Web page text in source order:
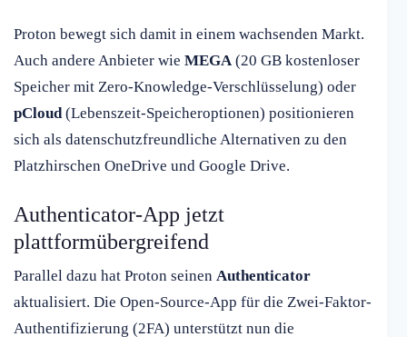
Proton bewegt sich damit in einem wachsenden Markt.
Auch andere Anbieter wie MEGA (20 GB kostenloser
Speicher mit Zero-Knowledge-Verschlüsselung) oder
pCloud(Lebenszeit-Speicheroptionen) positionieren
sich als datenschutzfreundliche Alternativen zu den
Platzhirschen OneDrive und Google Drive.
Authenticator-App jetzt
plattformübergreifend
Parallel dazu hat Proton seinen Authenticator
aktualisiert. Die Open-Source-App für die Zwei-Faktor-
Authentifizierung (2FA) unterstützt nun die